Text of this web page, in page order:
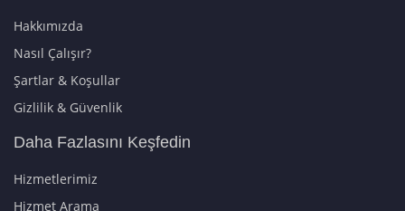
Hakkımızda
Nasıl Çalışır?
Şartlar & Koşullar
Gizlilik & Güvenlik
Daha Fazlasını Keşfedin
Hizmetlerimiz
Hizmet Arama